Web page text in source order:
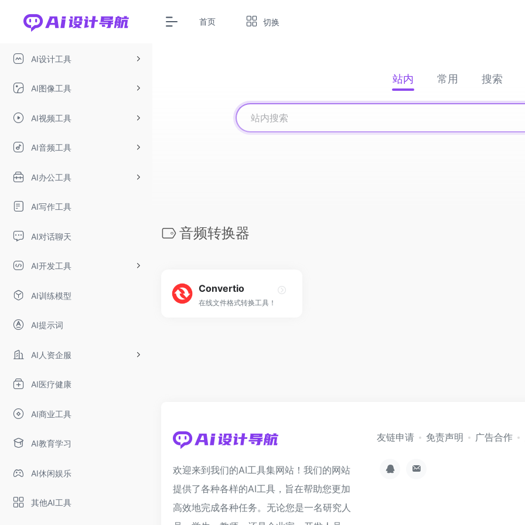
AI设计工具
AI图像工具
AI视频工具
AI音频工具
AI办公工具
AI写作工具
AI对话聊天
AI开发工具
AI训练模型
AI提示词
AI人资企服
AI医疗健康
AI商业工具
AI教育学习
AI休闲娱乐
其他AI工具
首页 切换
站内 常用 搜索
音频转换器
Convertio
在线文件格式转换工具！
欢迎来到我们的AI工具集网站！我们的网站
提供了各种各样的AI工具，旨在帮助您更加
高效地完成各种任务。无论您是一名研究人
友链申请 免责声明 广告合作